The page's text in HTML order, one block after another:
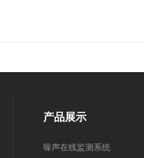
产品展示
噪声在线监测系统